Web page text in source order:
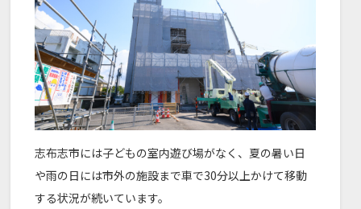
志布志市には子どもの室内遊び場がなく、夏の暑い日
や雨の日には市外の施設まで車で30分以上かけて移動
する状況が続いています。